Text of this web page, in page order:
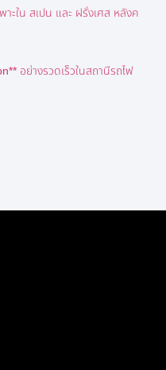
ะใน สเปน และ ฝรั่งเศส หลังค
อย่างรวดเร็วในสถานีรถไฟ